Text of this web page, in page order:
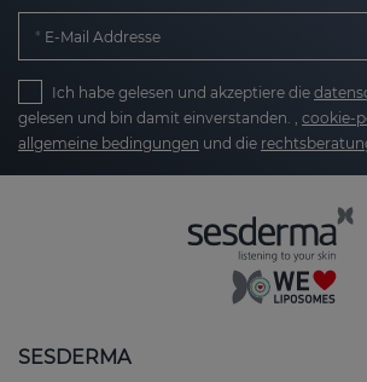
Merkmale und Ursachen von
Trockene Haut ist durch einen
in der obersten Schicht der
gekennzeichnet. Dies kann sich in
äußern wie:
Spannungsgefühl und
Geschmeidigkeit:Da die Haut
ausreichend mit Feuchtigkeit
Peeling oder Rauheit:
E-Mail Addresse
Ich habe gelesen und akzeptiere die
gelesen und bin damit einverstanden. , cookie-
allgemeine bedingungen und die
SESDERMA